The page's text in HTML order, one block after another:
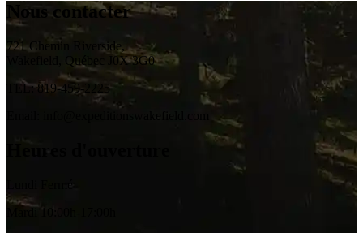
Nous contacter
721 Chemin Riverside,
Wakefield, Québec J0X 3G0
TEL: 819-459-2225
Heures d'ouverture
Lundi Fermé